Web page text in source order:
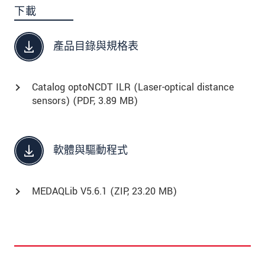
下載
產品目錄與規格表
Catalog optoNCDT ILR (Laser-optical distance
sensors) (PDF, 3.89 MB)
軟體與驅動程式
MEDAQLib V5.6.1 (ZIP, 23.20 MB)